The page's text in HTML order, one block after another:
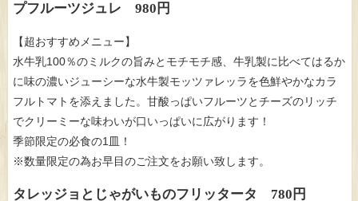
プフルーツジュレ 980円
【超おすすめメニュー】
水牛乳100％のミルクの旨みとモチモチ感、牛乳製に比べてはるか
に味の濃いジューシーな水牛製モッツァレッラを色鮮やかなカラ
フルトマトを添えました。甘酸っぱいフルーツとチーズのリッチ
でクリーミーな味わいが口いっぱいに広がります！
季節限定の必食の1皿！
※数量限定の為お早目のご注文をお願い致します。
タレッジョとじゃがいものフリッタータ 780円